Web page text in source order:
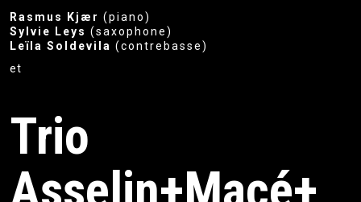
Rasmus Kjær (piano)
Sylvie Leys (saxophone)
Leïla Soldevila (contrebasse)
et
Trio
Asselin+Macé+